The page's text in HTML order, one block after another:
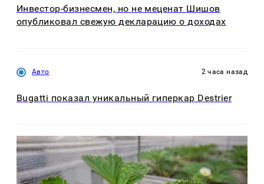
Инвестор-бизнесмен, но не меценат Шишов
опубликовал свежую декларацию о доходах
Авто 2 часа назад
Bugatti показал уникальный гиперкар Destrier